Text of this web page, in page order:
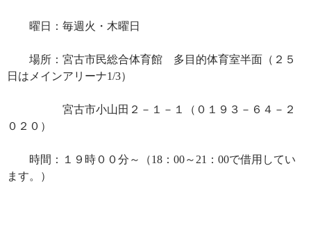
曜日：毎週火・木曜日
場所：宮古市民総合体育館 多目的体育室半面（２５
日はメインアリーナ1/3）
宮古市小山田２－１－１（０１９３－６４－２
０２０）
時間：１９時００分～（18：00～21：00で借用してい
ます。）